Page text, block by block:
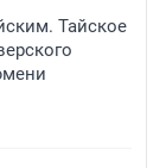
Тайское